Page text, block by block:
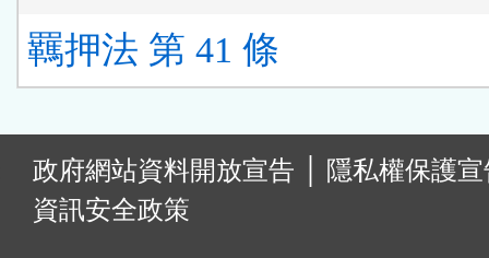
羈押法 第 41 條
政府網站資料開放宣告
隱私權保護
資訊安全政策